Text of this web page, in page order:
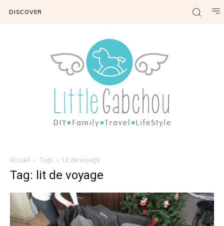
DISCOVER
Accueil Tags Lit de voyage
Tag: lit de voyage